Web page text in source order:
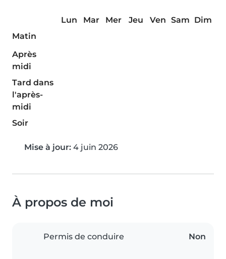
Lun Mar Mer Jeu Ven Sam Dim
Matin
Après
midi
Tard dans
l'après-
midi
Soir
Mise à jour: 4 juin 2026
À propos de moi
Permis de conduire Non